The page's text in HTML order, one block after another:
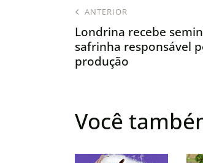
ANTERIOR
Londrina recebe
safrinha responsável
produção
Você